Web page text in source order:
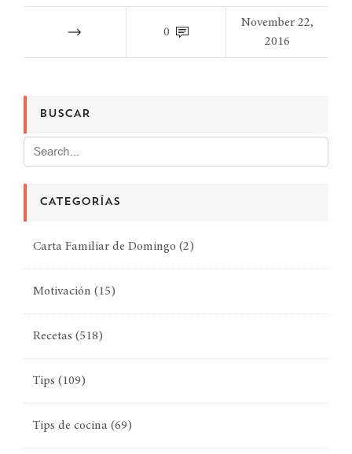
0
November 22,
2016
BUSCAR
CATEGORÍAS
Carta Familiar de Domingo (2)
Motivación (15)
Recetas (518)
Tips (109)
Tips de cocina (69)